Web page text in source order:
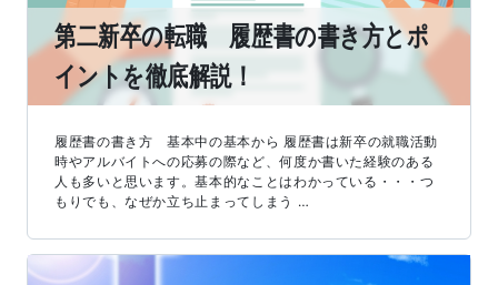
第二新卒の転職 履歴書の書き方とポ
イントを徹底解説！
履歴書の書き方 基本中の基本から 履歴書は新卒の就職活動
時やアルバイトへの応募の際など、何度か書いた経験のある
人も多いと思います。基本的なことはわかっている・・・つ
もりでも、なぜか立ち止まってしまう …